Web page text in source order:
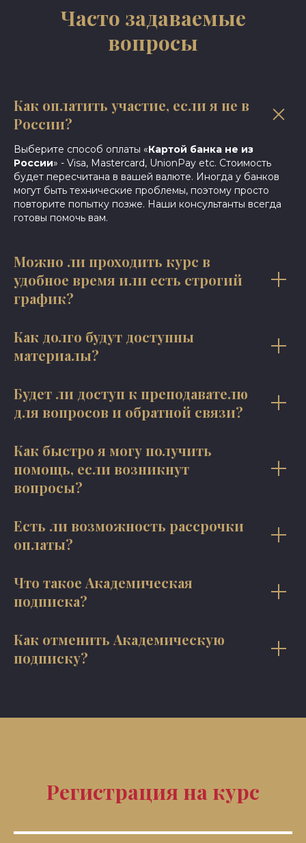
Часто задаваемые
вопросы
Как оплатить участие, если я не в
России?
Выберите способ оплаты «Картой банка не из
России» - Visa, Mastercard, UnionPay etc. Стоимость
будет пересчитана в вашей валюте. Иногда у банков
могут быть технические проблемы, поэтому просто
повторите попытку позже. Наши консультанты всегда
готовы помочь вам.
Можно ли проходить курс в
удобное время или есть строгий
график?
Как долго будут доступны
материалы?
Будет ли доступ к преподавателю
для вопросов и обратной связи?
Как быстро я могу получить
помощь, если возникнут
вопросы?
Есть ли возможность рассрочки
оплаты?
Что такое Академическая
подписка?
Как отменить Академическую
подписку?
Регистрация на курс